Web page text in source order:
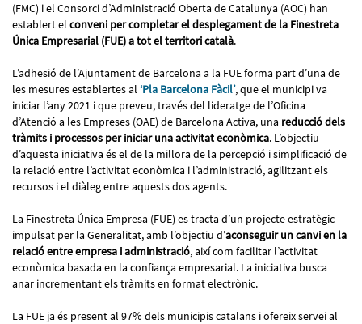
(FMC) i el Consorci d’Administració Oberta de Catalunya (AOC) han
establert el conveni per completar el desplegament de la Finestreta
Única Empresarial (FUE) a tot el territori català.
L’adhesió de l’Ajuntament de Barcelona a la FUE forma part d’una de
les mesures establertes al ‘Pla Barcelona Fàcil’, que el municipi va
iniciar l’any 2021 i que preveu, través del lideratge de l’Oficina
d’Atenció a les Empreses (OAE) de Barcelona Activa, una reducció dels
tràmits i processos per iniciar una activitat econòmica. L’objectiu
d’aquesta iniciativa és el de la millora de la percepció i simplificació de
la relació entre l’activitat econòmica i l’administració, agilitzant els
recursos i el diàleg entre aquests dos agents.
La Finestreta Única Empresa (FUE) es tracta d’un projecte estratègic
impulsat per la Generalitat, amb l’objectiu d’aconseguir un canvi en la
relació entre empresa i administració, així com facilitar l’activitat
econòmica basada en la confiança empresarial. La iniciativa busca
anar incrementant els tràmits en format electrònic.
La FUE ja és present al 97% dels municipis catalans i ofereix servei al